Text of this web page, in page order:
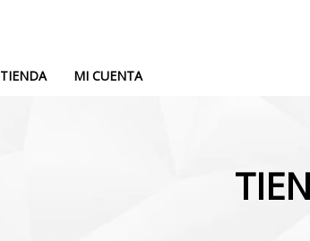
TIENDA MI CUENTA